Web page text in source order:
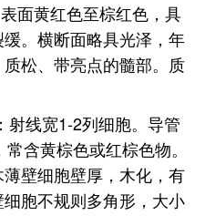
面黄红色至棕红色，具
。横断面略具光泽，年
松、带亮点的髓部。质
射线宽1-2列细胞。导管
含黄棕色或红棕色物。
壁细胞壁厚，木化，有
胞不规则多角形，大小